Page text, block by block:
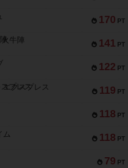
170 PT
141 PT
牛陣
122 PT
119 PT
クスプレス
118 PT
118 PT
ム
79 PT